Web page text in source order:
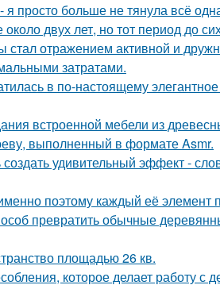
я просто больше не тянула всё
двух лет, но тот период до
стал отражением активной и
затратами.
в по-настоящему
встроенной мебели из
выполненный в формате Asmr.
удивительный эффект -
поэтому каждый её
превратить обычные
площадью 26 кв.
которое делает работу с